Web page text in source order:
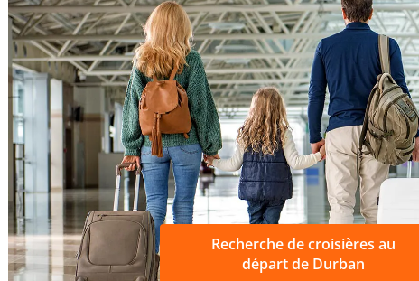
Recherche de croisières au
départ de Durban